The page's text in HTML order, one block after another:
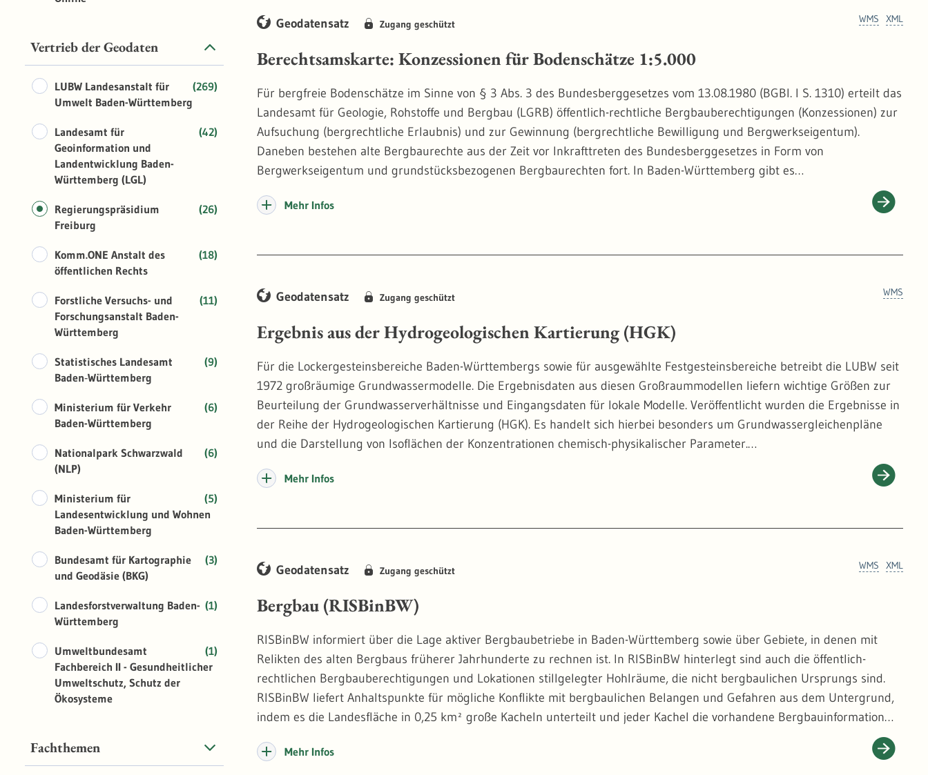
Vertrieb der Geodaten
(269)
LUBW Landesanstalt für
Umwelt Baden-Württemberg
(42)
Landesamt für
Geoinformation und
Landentwicklung Baden-
Württemberg (LGL)
(26)
Regierungspräsidium
Freiburg
(18)
Komm.ONE Anstalt des
öffentlichen Rechts
(11)
Forstliche Versuchs- und
Forschungsanstalt Baden-
Württemberg
(9)
Statistisches Landesamt
Baden‑Württemberg
(6)
Ministerium für Verkehr
Baden-Württemberg
(6)
Nationalpark Schwarzwald
(NLP)
(5)
Ministerium für
Landesentwicklung und Wohnen
Baden-Württemberg
(3)
Bundesamt für Kartographie
und Geodäsie (BKG)
(1)
Landesforstverwaltung Baden-
Württemberg
(1)
Umweltbundesamt
Fachbereich II - Gesundheitlicher
Umweltschutz, Schutz der
Ökosysteme
Fachthemen
XML
WMS
Geodatensatz Zugang geschützt
Berechtsamskarte: Konzessionen für Bodenschätze 1:5.000
Für bergfreie Bodenschätze im Sinne von § 3 Abs. 3 des Bundesberggesetzes vom 13.08.1980 (BGBl. I S. 1310) erteilt das
Landesamt für Geologie, Rohstoffe und Bergbau (LGRB) öffentlich-rechtliche Bergbauberechtigungen (Konzessionen) zur
Aufsuchung (bergrechtliche Erlaubnis) und zur Gewinnung (bergrechtliche Bewilligung und Bergwerkseigentum).
Daneben bestehen alte Bergbaurechte aus der Zeit vor Inkrafttreten des Bundesberggesetzes in Form von
Bergwerkseigentum und grundstücksbezogenen Bergbaurechten fort. In Baden-Württemberg gibt es
Bergbauberechtigungen für Kohlenwasserstoffe (Erdöl, Erdgas, Ölschiefer), Salze und Sole, Erze, Erdwärme und andere
Bodenschätze. Erloschene Bergbauberechtigungen geben Hinweise auf mögliche bergbaubedingte Gefahren und
Mehr Infos
WMS
Geodatensatz Zugang geschützt
Ergebnis aus der Hydrogeologischen Kartierung (HGK)
Für die Lockergesteinsbereiche Baden-Württembergs sowie für ausgewählte Festgesteinsbereiche betreibt die LUBW seit
1972 großräumige Grundwassermodelle. Die Ergebnisdaten aus diesen Großraummodellen liefern wichtige Größen zur
Beurteilung der Grundwasserverhältnisse und Eingangsdaten für lokale Modelle. Veröffentlicht wurden die Ergebnisse in
der Reihe der Hydrogeologischen Kartierung (HGK). Es handelt sich hierbei besonders um Grundwassergleichenpläne
und die Darstellung von Isoflächen der Konzentrationen chemisch-physikalischer Parameter.
Mehr Infos
XML
WMS
Geodatensatz Zugang geschützt
Bergbau (RISBinBW)
RISBinBW informiert über die Lage aktiver Bergbaubetriebe in Baden-Württemberg sowie über Gebiete, in denen mit
Relikten des alten Bergbaus früherer Jahrhunderte zu rechnen ist. In RISBinBW hinterlegt sind auch die öffentlich-
rechtlichen Bergbauberechtigungen und Lokationen stillgelegter Hohlräume, die nicht bergbaulichen Ursprungs sind.
RISBinBW liefert Anhaltspunkte für mögliche Konflikte mit bergbaulichen Belangen und Gefahren aus dem Untergrund,
indem es die Landesfläche in 0,25 km² große Kacheln unterteilt und jeder Kachel die vorhandene Bergbauinformation
Berechtigten auf konkrete Anfrage zur Verfügung gestellt. Weitere Informationen:
https://www.lgrb-bw.de/landesbergdir
Mehr Infos